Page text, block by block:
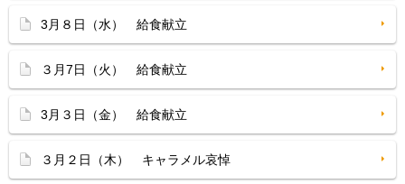
3月８日（水） 給食献立
３月7日（火） 給食献立
3月３日（金） 給食献立
３月２日（木） キャラメル哀悼